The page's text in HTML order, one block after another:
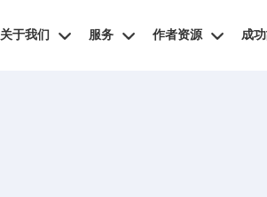
关于我们 服务 作者资源 成